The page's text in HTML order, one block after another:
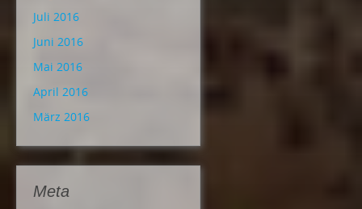
Juli 2016
Juni 2016
Mai 2016
April 2016
März 2016
Meta